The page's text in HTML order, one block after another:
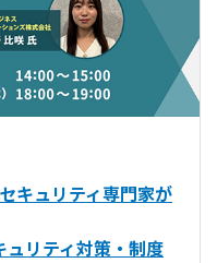
キュリティ専門家が
リティ対策・制度